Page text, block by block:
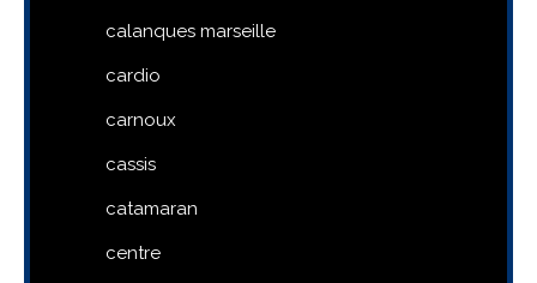
calanques marseille
cardio
carnoux
cassis
catamaran
centre